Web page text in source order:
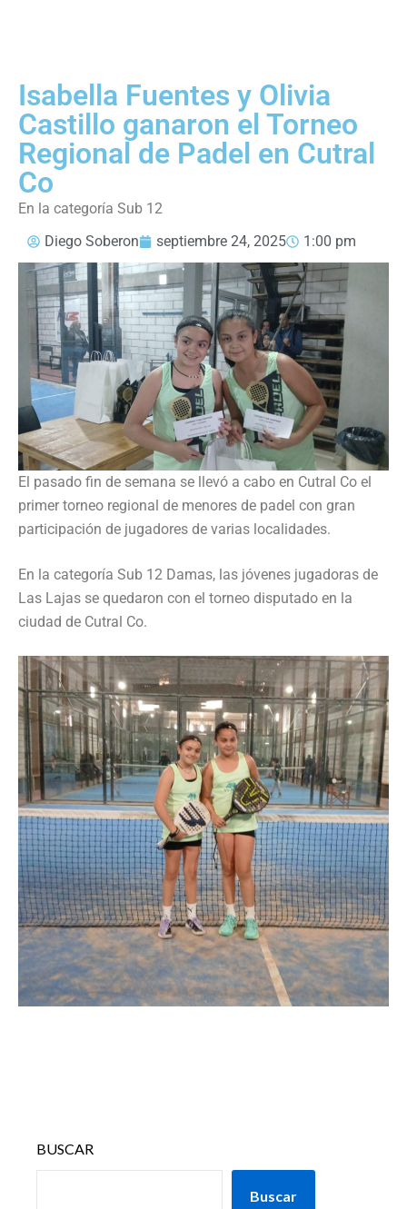
Isabella Fuentes y Olivia
Castillo ganaron el Torneo
Regional de Padel en Cutral
Co
En la categoría Sub 12
Diego Soberon
septiembre 24, 2025 1:00 pm
El pasado fin de semana se llevó a cabo en Cutral Co el
primer torneo regional de menores de padel con gran
participación de jugadores de varias localidades.
En la categoría Sub 12 Damas, las jóvenes jugadoras de
Las Lajas se quedaron con el torneo disputado en la
ciudad de Cutral Co.
BUSCAR
Buscar